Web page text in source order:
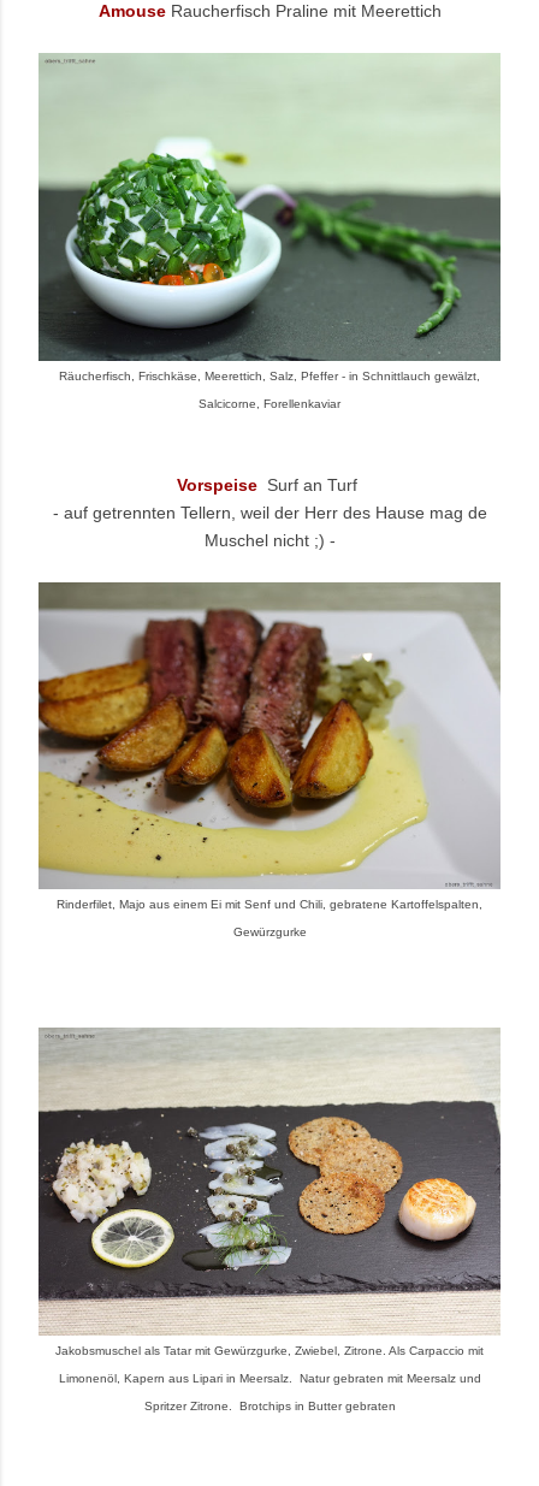
AmouseRaucherfisch Praline mit Meerettich
Räucherfisch, Frischkäse, Meerettich, Salz, Pfeffer - in Schnittlauch gewälzt,
Salcicorne, Forellenkaviar
Vorspeise Surf an Turf
- auf getrennten Tellern, weil der Herr des Hause mag de
Muschel nicht ;) -
Rinderfilet, Majo aus einem Ei mit Senf und Chili, gebratene Kartoffelspalten,
Gewürzgurke
Jakobsmuschel als Tatar mit Gewürzgurke, Zwiebel, Zitrone. Als Carpaccio mit
Limonenöl, Kapern aus Lipari in Meersalz. Natur gebraten mit Meersalz und
Spritzer Zitrone. Brotchips in Butter gebraten